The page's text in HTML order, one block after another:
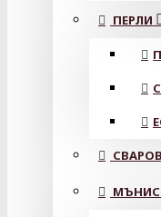
ПЕРЛИ